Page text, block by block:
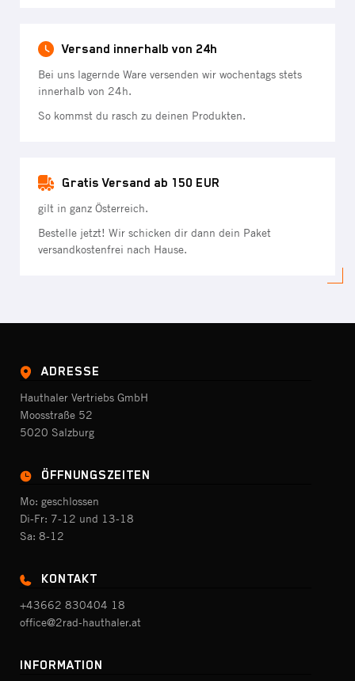
Versand innerhalb von 24h
Bei uns lagernde Ware versenden wir wochentags stets
innerhalb von 24h.
So kommst du rasch zu deinen Produkten.
Gratis Versand ab 150 EUR
gilt in ganz Österreich.
Bestelle jetzt! Wir schicken dir dann dein Paket
versandkostenfrei nach Hause.
ADRESSE
Hauthaler Vertriebs GmbH
Moosstraße 52
5020 Salzburg
ÖFFNUNGSZEITEN
Mo: geschlossen
Di-Fr: 7-12 und 13-18
Sa: 8-12
KONTAKT
+43662 830404 18
office@2rad-hauthaler.at
INFORMATION